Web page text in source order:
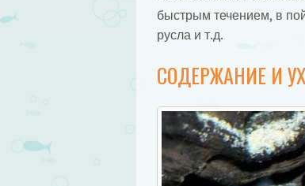
быстрым течением, в
русла и т.д.
СОДЕРЖАНИЕ И